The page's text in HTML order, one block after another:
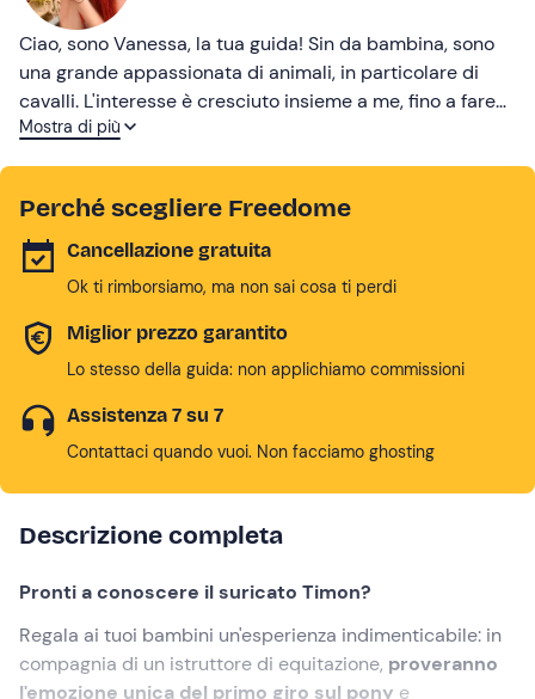
Ciao, sono Vanessa, la tua guida! Sin da bambina, sono
una grande appassionata di animali, in particolare di
cavalli. L'interesse è cresciuto insieme a me, fino a fare
formazione per diventare istruttrice di equitazione,
esperienze sono a prova di bambino!
Mostra di più
Perché scegliere Freedome
Cancellazione gratuita
Ok ti rimborsiamo, ma non sai cosa ti perdi
Miglior prezzo garantito
Lo stesso della guida: non applichiamo commissioni
Assistenza 7 su 7
Contattaci quando vuoi. Non facciamo ghosting
Descrizione completa
Pronti a conoscere il suricato Timon?
Regala ai tuoi bambini un'esperienza indimenticabile: in
compagnia di un istruttore di equitazione, proveranno
l'emozione unica del primo giro sul pony e